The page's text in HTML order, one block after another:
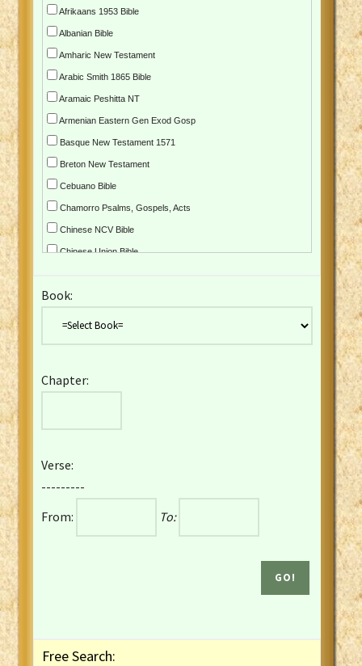
Afrikaans 1953 Bible
Albanian Bible
Amharic New Testament
Arabic Smith 1865 Bible
Aramaic Peshitta NT
Armenian Eastern Gen Exod Gosp
Basque New Testament 1571
Breton New Testament
Cebuano Bible
Chamorro Psalms, Gospels, Acts
Chinese NCV Bible
Chinese Union Bible
Czech Kralicka Bible
English YLT 1898 Bible
French Darby Bible
French Louis Segond Bible
Gaelic (Manx) Selections
Gaelic (Scottish) Mark
Book:
Chapter:
Verse:
---------
From:
To:
Free Search: